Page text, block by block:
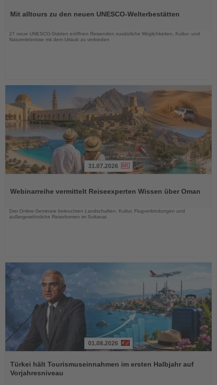
dieMit alltours zu den neuen UNESCO-Welterbestätten
27 neue UNESCO-Stätten eröffnen Reisenden zusätzliche Möglichkeiten, Kultur- und
Naturerlebnisse mit dem Urlaub zu verbinden
die
31.07.2026
Webinarreihe vermittelt Reiseexperten Wissen über Oman
Drei Online-Seminare beleuchten Landschaften, Kultur, Flugverbindungen und
außergewöhnliche Reiseformen im Sultanat
Sie
die
Nachrichten
01.08.2026
Türkei hält Tourismuseinnahmen im ersten Halbjahr auf
Vorjahresniveau